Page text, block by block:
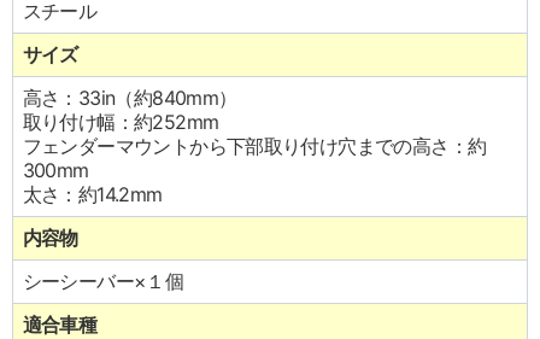
スチール
サイズ
高さ：33in（約840mm）
取り付け幅：約252mm
フェンダーマウントから下部取り付け穴までの高さ：約
300mm
太さ：約14.2mm
内容物
シーシーバー×１個
適合車種